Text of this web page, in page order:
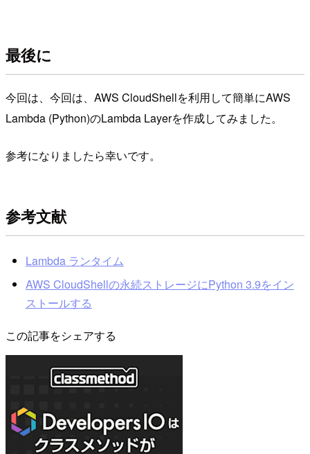
最後に
今回は、今回は、AWS CloudShellを利用して簡単にAWS
Lambda (Python)のLambda Layerを作成してみました。
参考になりましたら幸いです。
参考文献
Lambda ランタイム
AWS CloudShellの永続ストレージにPython 3.9をイン
ストールする
この記事をシェアする